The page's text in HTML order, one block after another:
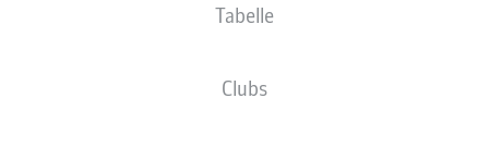
Tabelle
Clubs
EINTRACHT BRAUNSCHWEIG